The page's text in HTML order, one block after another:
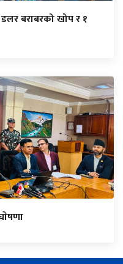
बराबरको खोप र १